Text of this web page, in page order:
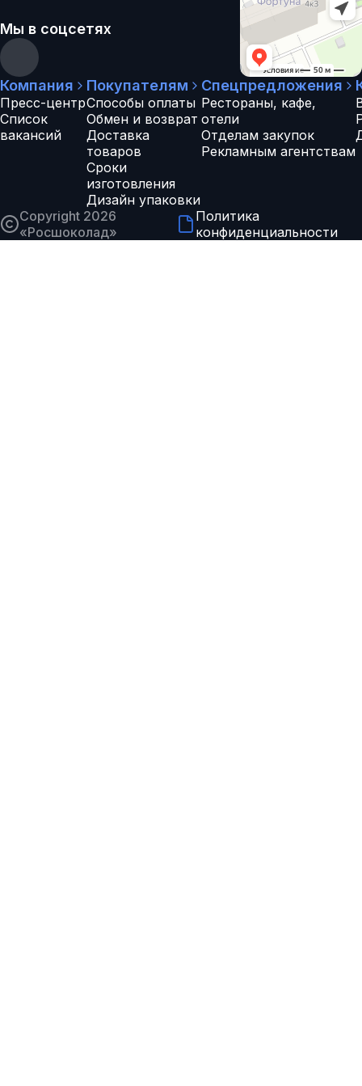
Мы в соцсетях
Компания
Пресс-центр
Список
вакансий
Покупателям
Способы оплаты
Обмен и возврат
Доставка
товаров
Сроки
изготовления
Дизайн упаковки
Спецпредложения
Рестораны, кафе,
отели
Отделам закупок
Рекламным агентствам
Copyright 2026
«Росшоколад»
Политика
конфиденциальности